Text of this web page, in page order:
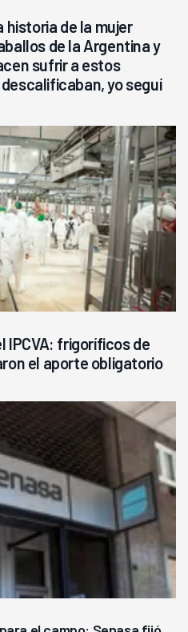
historia de la mujer
de la Argentina y
sufrir a estos
yo seguí
IPCVA: frigoríficos de
el aporte obligatorio